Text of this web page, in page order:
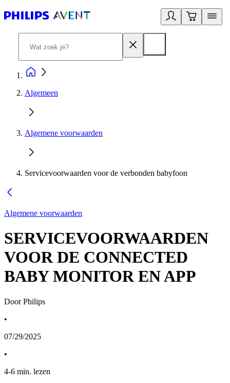
Algemeen
Algemene voorwaarden
Servicevoorwaarden voor de verbonden babyfoon
Algemene voorwaarden
SERVICEVOORWAARDEN
VOOR DE CONNECTED
BABY MONITOR EN APP
Door Philips
•
07/29/2025
•
4-6 min. lezen